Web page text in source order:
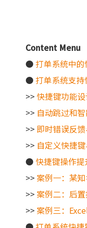
["wechat"]
Content Menu
●打单系统中
●打单系统支
>>快捷键功能
>> 自动跳过和
>> 即时错误反
>> 自定义快捷
●快捷键操作
>>案例一：某
>>案例二：后
>>案例三：